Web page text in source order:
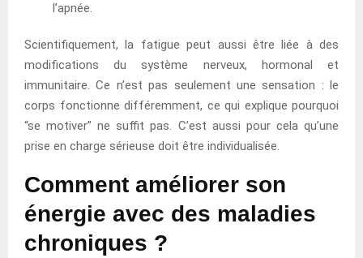
l’apnée.
Scientifiquement, la fatigue peut aussi être liée à des
modifications du système nerveux, hormonal et
immunitaire. Ce n’est pas seulement une sensation : le
corps fonctionne différemment, ce qui explique pourquoi
“se motiver” ne suffit pas. C’est aussi pour cela qu’une
prise en charge sérieuse doit être individualisée.
Comment améliorer son
énergie avec des maladies
chroniques ?